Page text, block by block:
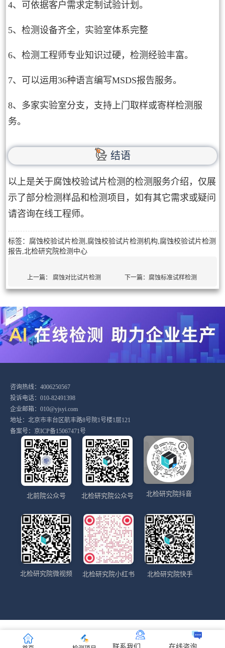
4、可依据客户需求定制试验计划。
5、检测设备齐全，实验室体系完整
6、检测工程师专业知识过硬，检测经验丰富。
7、可以运用36种语言编写MSDS报告服务。
8、多家实验室分支，支持上门取样或寄样检测服
务。
结语
以上是关于腐蚀校验试片检测的检测服务介绍，仅展
示了部分检测样品和检测项目，如有其它需求或疑问
请咨询在线工程师。
标签：腐蚀校验试片检测,腐蚀校验试片检测机构,腐蚀校验试片检测
报告,北检研究院检测中心
上一篇：腐蚀对比试片检测 下一篇：腐蚀标准试样检测
咨询热线：4006250567
投诉电话：010-82491398
企业邮箱：010@yjsyi.com
地址：北京市丰台区航丰路8号院1号楼1层121
备案号： 京ICP备15067471号
北前院公众号 北检研究院公众号 北检研究院抖音
北检研究院微视频 北检研究院小红书 北检研究院快手